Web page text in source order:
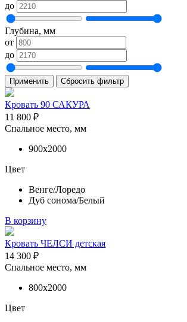
до
Глубина, мм
от
до
Применить Сбросить фильтр
Кровать 90 САКУРА
11 800 ₽
Спальное место, мм
900х2000
Цвет
Венге/Лоредо
Дуб сонома/Белый
В корзину
Кровать ЧЕЛСИ детская
14 300 ₽
Спальное место, мм
800х2000
Цвет